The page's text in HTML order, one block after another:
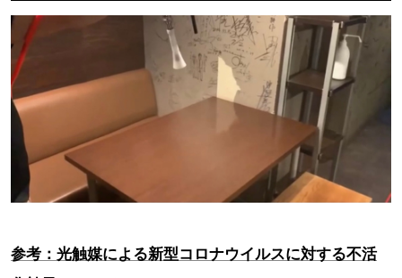
参考：光触媒による新型コロナウイルスに対する不活